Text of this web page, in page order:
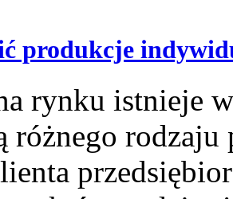
produkcje
rynku istnieje
różnego